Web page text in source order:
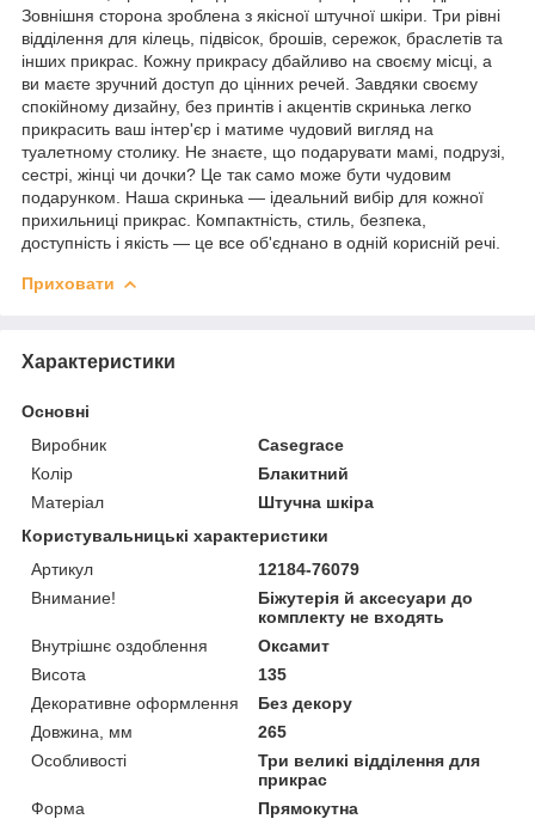
Зовнішня сторона зроблена з якісної штучної шкіри. Три рівні
відділення для кілець, підвісок, брошів, сережок, браслетів та
інших прикрас. Кожну прикрасу дбайливо на своєму місці, а
ви маєте зручний доступ до цінних речей. Завдяки своєму
спокійному дизайну, без принтів і акцентів скринька легко
прикрасить ваш інтер'єр і матиме чудовий вигляд на
туалетному столику. Не знаєте, що подарувати мамі, подрузі,
сестрі, жінці чи дочки? Це так само може бути чудовим
подарунком. Наша скринька — ідеальний вибір для кожної
прихильниці прикрас. Компактність, стиль, безпека,
доступність і якість — це все об'єднано в одній корисній речі.
Приховати
Характеристики
Основні
Виробник
Casegrace
Колір
Блакитний
Матеріал
Штучна шкіра
Користувальницькі характеристики
Артикул
12184-76079
Внимание!
Біжутерія й аксесуари до
комплекту не входять
Внутрішнє оздоблення
Оксамит
Висота
135
Декоративне оформлення
Без декору
Довжина, мм
265
Особливості
Три великі відділення для
прикрас
Форма
Прямокутна